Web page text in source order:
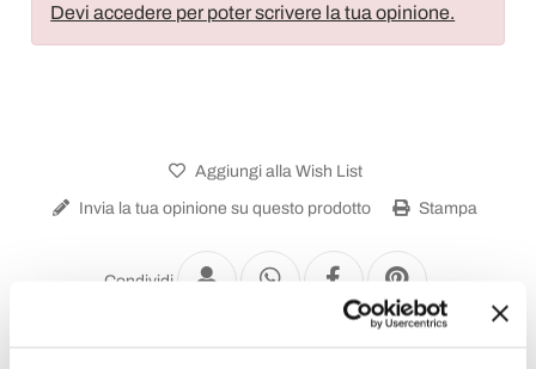
Devi accedere per poter scrivere la tua opinione.
Aggiungi alla Wish List
Invia la tua opinione su questo prodotto Stampa
Condividi